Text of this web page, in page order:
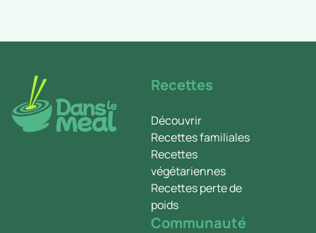
Recettes
Découvrir
Recettes familiales
Recettes
végétariennes
Recettes perte de
poids
Communauté